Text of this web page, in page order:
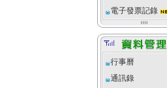
電子發票記錄
行事曆
通訊錄